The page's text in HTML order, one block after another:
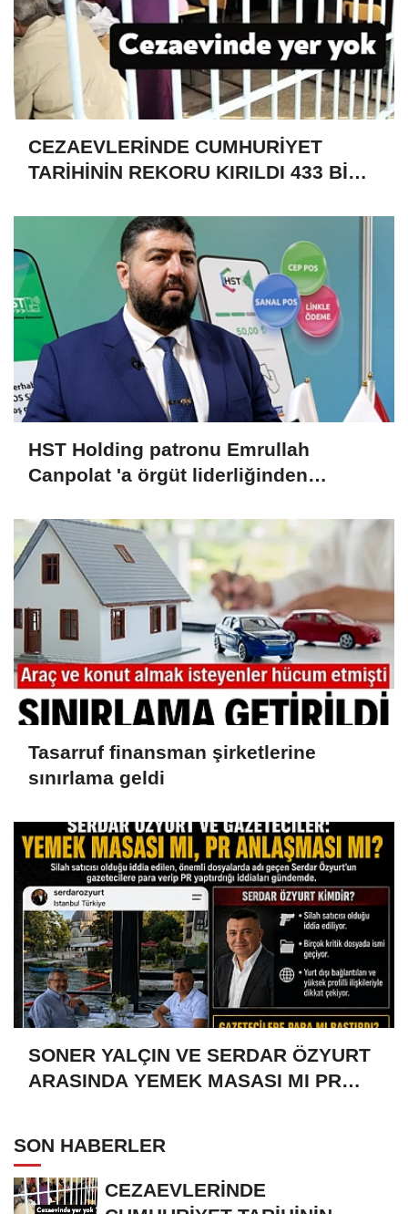
CEZAEVLERİNDE CUMHURİYET
TARİHİNİN REKORU KIRILDI 433 BİN
HST Holding patronu Emrullah
Canpolat 'a örgüt liderliğinden
malvarlığına el konuldu
Tasarruf finansman şirketlerine
sınırlama geldi
SONER YALÇIN VE SERDAR ÖZYURT
ARASINDA YEMEK MASASI MI PR
SON HABERLER
CEZAEVLERİNDE